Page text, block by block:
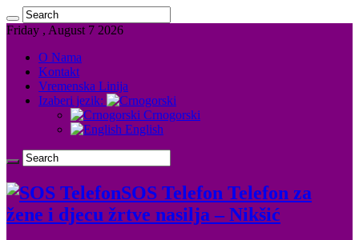
Friday , August 7 2026
O Nama
Kontakt
Vremenska Linija
Izaberi jezik:
Crnogorski
English
SOS Telefon Telefon za
žene i djecu žrtve nasilja – Nikšić